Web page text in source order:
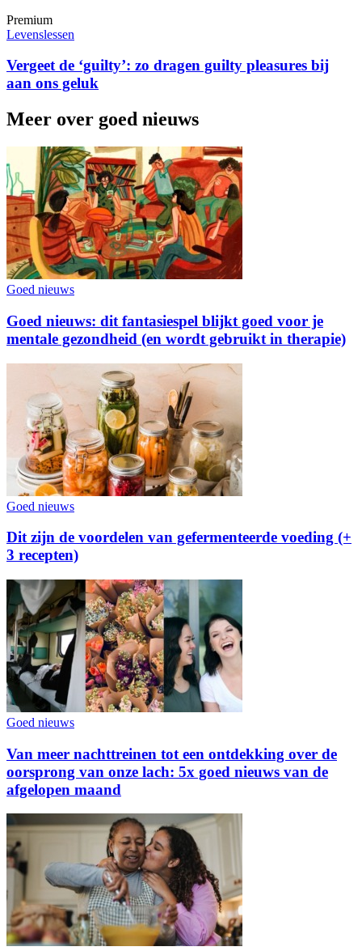
Premium
Levenslessen
Vergeet de ‘guilty’: zo dragen guilty pleasures bij
aan ons geluk
Meer over goed nieuws
Goed nieuws
Goed nieuws: dit fantasiespel blijkt goed voor je
mentale gezondheid (en wordt gebruikt in therapie)
Goed nieuws
Dit zijn de voordelen van gefermenteerde voeding (+
3 recepten)
Goed nieuws
Van meer nachttreinen tot een ontdekking over de
oorsprong van onze lach: 5x goed nieuws van de
afgelopen maand